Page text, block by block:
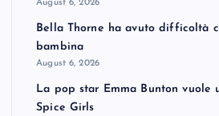
August 6, 2026
Bella Thorne ha avuto difficoltà
bambina
August 6, 2026
La pop star Emma Bunton vuole
Spice Girls